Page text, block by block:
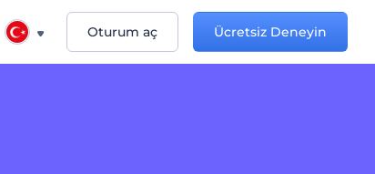
Oturum aç Ücretsiz Deneyin